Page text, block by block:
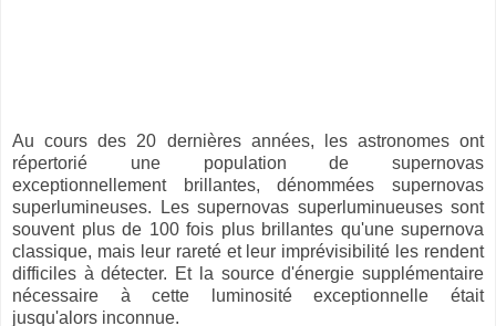
Au cours des 20 dernières années, les astronomes ont
répertorié une population de supernovas
exceptionnellement brillantes, dénommées supernovas
superlumineuses. Les supernovas superluminueuses sont
souvent plus de 100 fois plus brillantes qu'une supernova
classique, mais leur rareté et leur imprévisibilité les rendent
difficiles à détecter. Et la source d'énergie supplémentaire
nécessaire à cette luminosité exceptionnelle était
jusqu'alors inconnue.